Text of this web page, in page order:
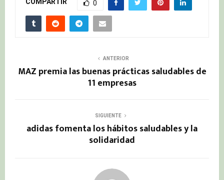
COMPARTIR 0
ANTERIOR
MAZ premia las buenas prácticas saludables de
11 empresas
SIGUIENTE
adidas fomenta los hábitos saludables y la
solidaridad